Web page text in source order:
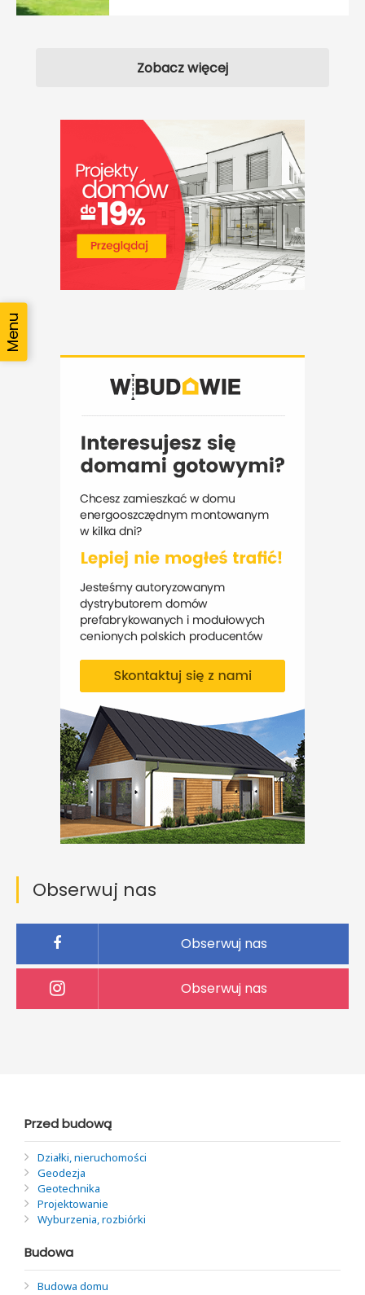
Zobacz więcej
Obserwuj nas
Obserwuj nas
Obserwuj nas
Przed budową
Działki, nieruchomości
Geodezja
Geotechnika
Projektowanie
Wyburzenia, rozbiórki
Budowa
Budowa domu